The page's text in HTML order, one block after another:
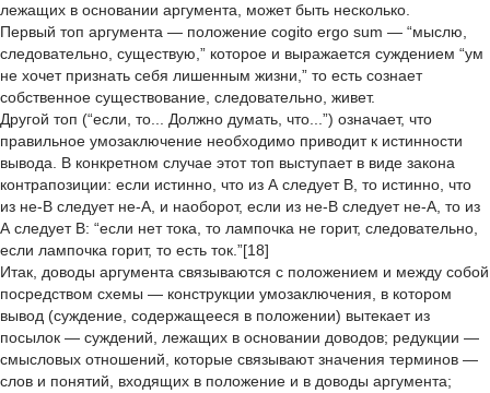
лежащих в основании аргумента, может быть несколько.
Первый топ аргумента — положение соgitо еrgо sum — “мыслю,
следовательно, существую,” которое и выражается суждением “ум
не хочет признать себя лишенным жизни,” то есть сознает
собственное существование, следовательно, живет.
Другой топ (“если, то... Должно думать, что...”) означает, что
правильное умозаключение необходимо приводит к истинности
вывода. В конкретном случае этот топ выступает в виде закона
контрапозиции: если истинно, что из А следует В, то истинно, что
из не-В следует не-А, и наоборот, если из не-В следует не-А, то из
А следует В: “если нет тока, то лампочка не горит, следовательно,
если лампочка горит, то есть ток.”[18]
Итак, доводы аргумента связываются с положением и между собой
посредством схемы — конструкции умозаключения, в котором
вывод (суждение, содержащееся в положении) вытекает из
посылок — суждений, лежащих в основании доводов; редукции —
смысловых отношений, которые связывают значения терминов —
слов и понятий, входящих в положение и в доводы аргумента;